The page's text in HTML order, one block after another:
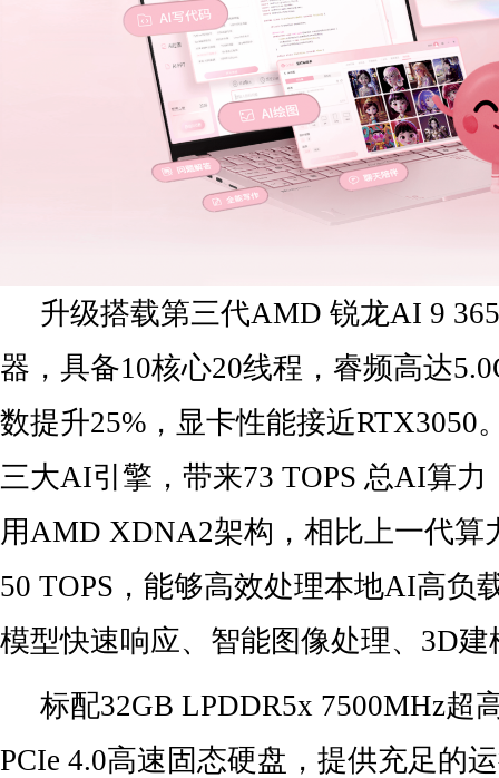
升级搭载第三代AMD 锐龙AI 9
器，具备10核心20线程，睿频高达
数提升25%，显卡性能接近RTX3050
三大AI引擎，带来73 TOPS 总AI算力
用AMD XDNA2架构，相比上一代算
50 TOPS，能够高效处理本地AI高负
模型快速响应、智能图像处理、3D建
标配32GB LPDDR5x 7500MHz超
PCIe 4.0高速固态硬盘，提供充足的